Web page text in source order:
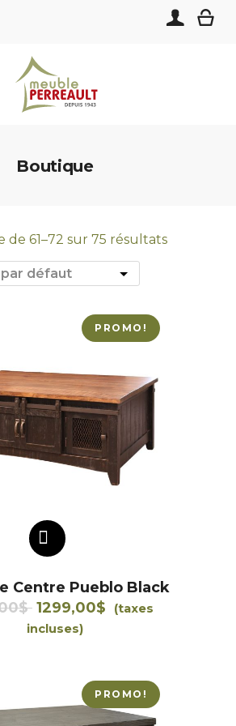
Boutique
de 61–72 sur 75 résultats
PROMO!
AJOUTER AU PANIER
Centre Pueblo Black
$ Le
prix
1499,00$.
1299,00$ Le
1299,00$.
(taxes
incluses)
PROMO!